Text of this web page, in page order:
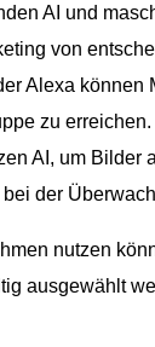
AI und
von
Alexa
zu erreichen.
AI, um
der
nutzen
ausgewählt